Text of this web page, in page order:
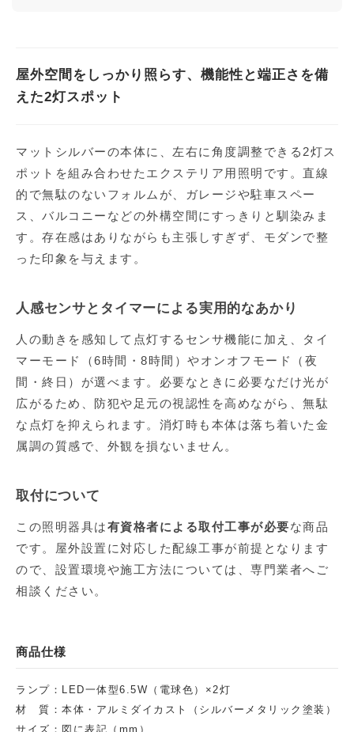
屋外空間をしっかり照らす、機能性と端正さを備
えた2灯スポット
マットシルバーの本体に、左右に角度調整できる2灯ス
ポットを組み合わせたエクステリア用照明です。直線
的で無駄のないフォルムが、ガレージや駐車スペー
ス、バルコニーなどの外構空間にすっきりと馴染みま
す。存在感はありながらも主張しすぎず、モダンで整
った印象を与えます。
人感センサとタイマーによる実用的なあかり
人の動きを感知して点灯するセンサ機能に加え、タイ
マーモード（6時間・8時間）やオンオフモード（夜
間・終日）が選べます。必要なときに必要なだけ光が
広がるため、防犯や足元の視認性を高めながら、無駄
な点灯を抑えられます。消灯時も本体は落ち着いた金
属調の質感で、外観を損ないません。
取付について
この照明器具は有資格者による取付工事が必要な商品
です。屋外設置に対応した配線工事が前提となります
ので、設置環境や施工方法については、専門業者へご
相談ください。
商品仕様
ランプ：LED一体型6.5W（電球色）×2灯
材 質：本体・アルミダイカスト（シルバーメタリック塗装）
サイズ：図に表記（mm）